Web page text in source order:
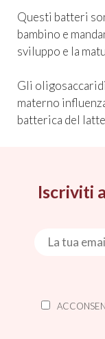
Questi batteri
bambino e
sviluppo e la
Gli
materno
batterica del
Iscriviti